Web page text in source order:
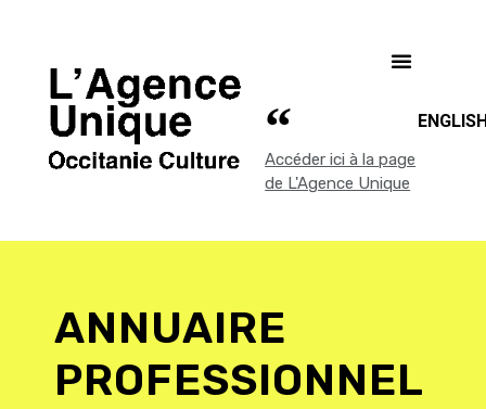
Accéder ici à la page
de L'Agence Unique
ANNUAIRE
PROFESSIONNEL